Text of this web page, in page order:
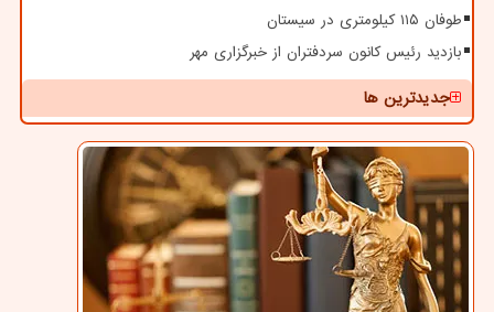
طوفان ۱۱۵ کیلومتری در سیستان
بازدید رئیس کانون سردفتران از خبرگزاری مهر
جدیدترین ها